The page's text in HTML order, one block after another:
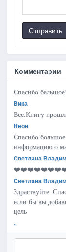
Отправить
Комментарии
Спасибо бальшое!
Вика
Все.Книгу
Неон
Спасибо большое
информацию о
Светлана
Светлана
Здраствуйте.
если бы вы
цель
..